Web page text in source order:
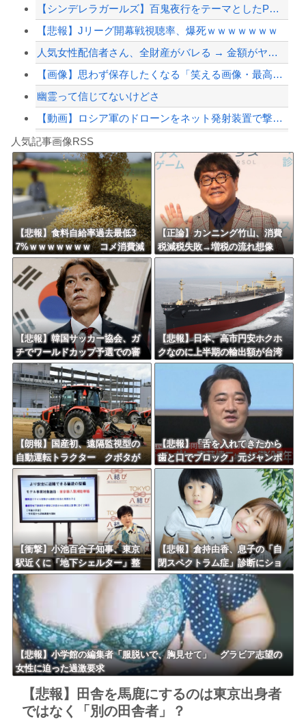
【最近】冷たい空調服ってやつが出てるらしくめっちゃ欲しい
【配信者】「金バエ」のSNS更新が1週間途絶え、様々な憶測が飛び交う。1週間ぶり...
Powered by livedoor 相互RSS
【シンデレラガールズ】百鬼夜行をテーマとしたPOP UP SHOPが東京・大阪に...
【悲報】Jリーグ開幕戦視聴率、爆死ｗｗｗｗｗｗｗ
人気女性配信者さん、全財産がバレる → 金額がヤバすぎるｗｗｗｗｗｗ
【画像】思わず保存したくなる「笑える画像・最高な画像」貼っていけｗｗｗｗｗ
幽霊って信じてないけどさ
【動画】ロシア軍のドローンをネット発射装置で撃墜するウクライナ。
8/4のニュース
更新中止のお知らせ
海外「おめでとうタキ！」リヴァプール南野がバースデーゴール！！
Powered by livedoor 相互RSS
人気記事画像RSS
【悲報】食料自給率過去最低3
7%ｗｗｗｗｗｗｗ コメ消費減
響く・・・
【正論】カンニング竹山、消費
税減税失敗→増税の流れ想像
「次誰が総理やりたいと思いま
【悲報】韓国サッカー協会、ガ
チでワールドカップ予選での審
判への性接待がバレ大炎上大騒
ぎにｗｗｗｗｗｗｗｗ
【悲報】日本、高市円安ホクホ
クなのに上半期の輸出額が台湾
と韓国に抜かれる・・・
【朗報】国産初、遠隔監視型の
自動運転トラクター クボタが
来春に発売！！！
【悲報】「舌を入れてきたから
歯と口でブロック」元ジャンポ
ケ斉藤の不同意性交公判
【衝撃】小池百合子知事、東京
駅近くに「地下シェルター」整
備を正式表明ｗｗｗｗｗｗｗｗ
ｗ
【悲報】倉持由香、息子の「自
閉スペクトラム症」診断にショ
ックで涙… 見逃していた乳幼児
期のサインとは？
【悲報】小学館の編集者「服脱いで、胸見せて」 グラビア志望の
女性に迫った過激要求
【悲報】田舎を馬鹿にするのは東京出身者
ではなく「別の田舎者」？